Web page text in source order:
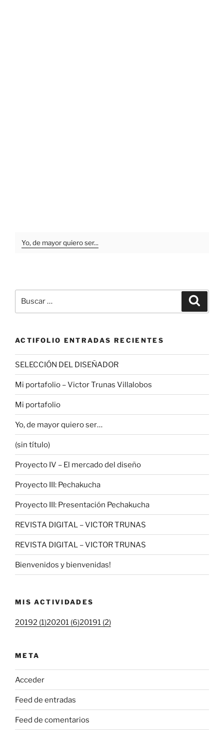
Yo, de mayor quiero ser...
por:
ACTIFOLIO ENTRADAS RECIENTES
SELECCIÓN DEL DISEÑADOR
Mi portafolio – Victor Trunas Villalobos
Mi portafolio
Yo, de mayor quiero ser…
(sin título)
Proyecto IV – El mercado del diseño
Proyecto III: Pechakucha
Proyecto III: Presentación Pechakucha
REVISTA DIGITAL – VICTOR TRUNAS
REVISTA DIGITAL – VICTOR TRUNAS
Bienvenidos y bienvenidas!
MIS ACTIVIDADES
20192 (1)20201 (6)20191 (2)
META
Acceder
Feed de entradas
Feed de comentarios